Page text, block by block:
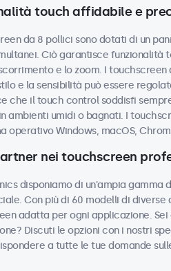
touch affidabile e
da 8 pollici sono dotati di un
Ciò garantisce
e lo zoom. I
e la sensibilità può essere
che il touch control soddisfi
ambienti umidi o bagnati. I
operativo Windows, macOS,
nei touchscreen
disponiamo di un'ampia
Con più di 60 modelli di diverse
adatta per ogni applicazione.
Discuti le opzioni con i nostri
a tutte le tue domande